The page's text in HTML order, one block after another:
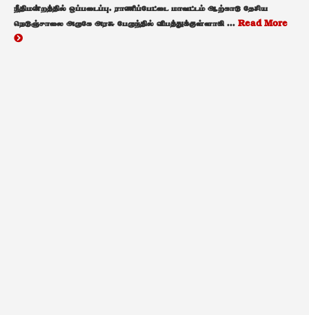
நீதிமன்றத்தில் ஒப்படைப்பு. ராணிப்பேட்டை மாவட்டம் ஆற்காடு தேசிய
நெடுஞ்சாலை அருகே அரசு பேருந்தில் விபத்துக்குள்ளாகி ... Read More